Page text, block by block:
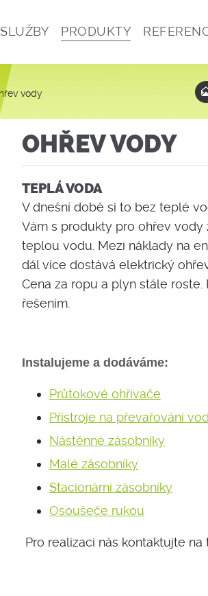
SLUŽBY PRODUKTY
vody
OHŘEV VODY
TEPLÁ VODA
V dnešní době si to bez teplé
Vám s produkty pro ohřev vody
teplou vodu. Mezi náklady na
dál více dostává elektrický
Cena za ropu a plyn stále
řešením.
Instalujeme a dodáváme:
Průtokové ohřívače
Přístroje na převařování
Nástěnné zásobníky
Malé zásobníky
Stacionární zásobníky
Osoušeče rukou
Pro realizaci nás kontaktujte